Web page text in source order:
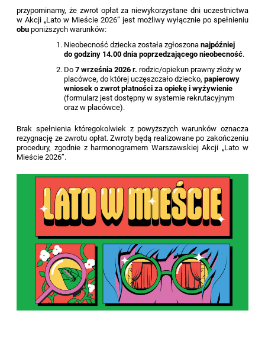
przypominamy, że zwrot opłat za niewykorzystane dni uczestnictwa
w Akcji „Lato w Mieście 2026” jest możliwy wyłącznie po spełnieniu
obu poniższych warunków:
Nieobecność dziecka została zgłoszonanajpóźniej
do godziny 14.00 dnia poprzedzającego nieobecność.
Do7 września 2026 r. rodzic/opiekun prawny złoży w
placówce, do której uczęszczało dziecko,papierowy
wniosek o zwrot płatności za opiekę i wyżywienie
(formularz jest dostępny w systemie rekrutacyjnym
oraz w placówce).
Brak spełnienia któregokolwiek z powyższych warunków oznacza
rezygnację ze zwrotu opłat. Zwroty będą realizowane po zakończeniu
procedury, zgodnie z harmonogramem Warszawskiej Akcji „Lato w
Mieście 2026”.